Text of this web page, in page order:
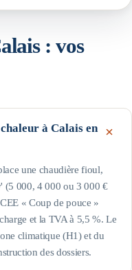
: vos
à Calais en
une chaudière fioul,
(5 000, 4 000 ou 3 000 €
« Coup de pouce »
et la TVA à 5,5 %. Le
climatique (H1) et du
des dossiers.